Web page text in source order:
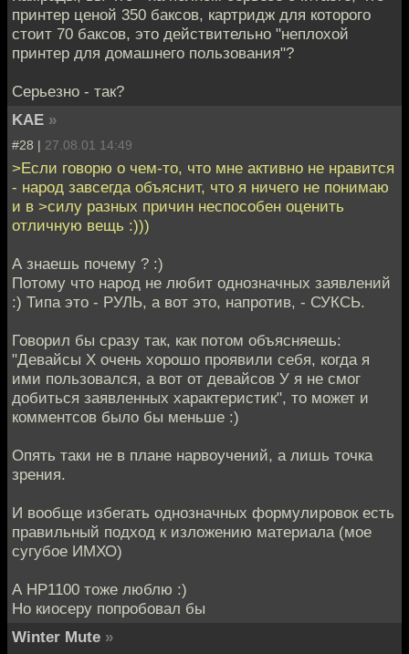
принтер ценой 350 баксов, картридж для которого
стоит 70 баксов, это действительно "неплохой
принтер для домашнего пользования"?
Серьезно - так?
KAE »
#28 | 27.08.01 14:49
>Если говорю о чем-то, что мне активно не нравится
- народ завсегда объяснит, что я ничего не понимаю
и в >силу разных причин неспособен оценить
отличную вещь :)))
А знаешь почему ? :)
Потому что народ не любит однозначных заявлений
:) Типа это - РУЛЬ, а вот это, напротив, - СУКСЬ.
Говорил бы сразу так, как потом объясняешь:
"Девайсы Х очень хорошо проявили себя, когда я
ими пользовался, а вот от девайсов У я не смог
добиться заявленных характеристик", то может и
комментсов было бы меньше :)
Опять таки не в плане нарвоучений, а лишь точка
зрения.
И вообще избегать однозначных формулировок есть
правильный подход к изложению материала (мое
сугубое ИМХО)
А НР1100 тоже люблю :)
Но киосеру попробовал бы
Winter Mute »